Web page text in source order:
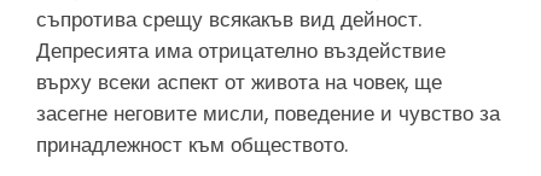
съпротива срещу всякакъв вид дейност.
Депресията има отрицателно въздействие
върху всеки аспект от живота на човек, ще
засегне неговите мисли, поведение и чувство за
принадлежност към обществото.